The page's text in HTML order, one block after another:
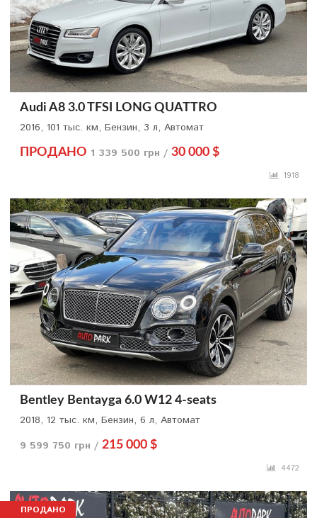
Audi A8 3.0 TFSI LONG QUATTRO
2016, 101 тыс. км, Бензин, 3 л, Автомат
ПРОДАНО 1 339 500 грн / 30 000 $
1918
Bentley Bentayga 6.0 W12 4-seats
2018, 12 тыс. км, Бензин, 6 л, Автомат
9 599 750 грн / 215 000 $
4472
ПРОДАНО